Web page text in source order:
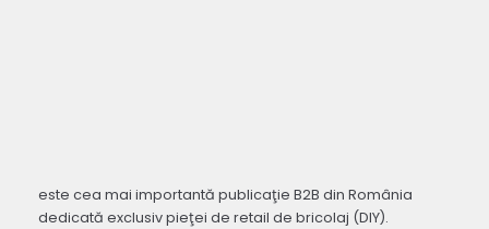
este cea mai importantă publicaţie B2B din România
dedicată exclusiv pieţei de retail de bricolaj (DIY).